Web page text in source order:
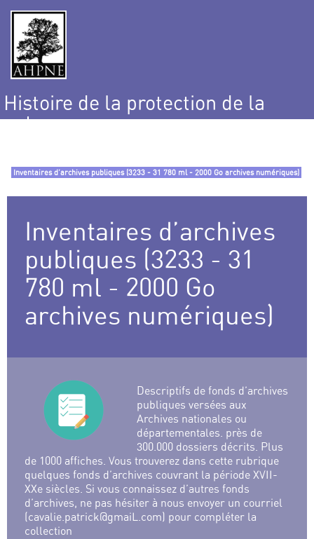
Histoire de la protection de la
nature
Inventaires d’archives publiques (3233 - 31 780 ml - 2000 Go archives numériques)
Inventaires d’archives
publiques (3233 - 31
780 ml - 2000 Go
archives numériques)
Descriptifs de fonds d’archives
publiques versées aux
Archives nationales ou
départementales. près de
300.000 dossiers décrits. Plus
de 1000 affiches. Vous trouverez dans cette rubrique
quelques fonds d’archives couvrant la période XVII-
XXe siècles. Si vous connaissez d’autres fonds
d’archives, ne pas hésiter à nous envoyer un courriel
(cavalie.patrick@gmaiL.com) pour compléter la
collection